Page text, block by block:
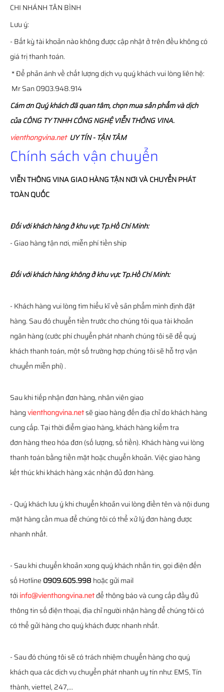
CHI NHÁNH TÂN BÌNH
Lưu ý:
- Bất kỳ tài khoản nào không được cập nhật ở trên đều không có
giá trị thanh toán.
* Để phản ánh về chất lượng dịch vụ quý khách vui lòng liên hệ:
Mr San 0903.948.914
Cám ơn Quý khách đã quan tâm, chọn mua sản phẩm và dịch
của CÔNG TY TNHH CÔNG NGHỆ VIỄN THÔNG VINA.
vienthongvina.netUY TÍN - TẬN TÂM
Chính sách vận chuyển
VIỄN THÔNGVINAGIAO HÀNG TẬN NƠI VÀ CHUYỂN PHÁT
TOÀN QUỐC
Đối với khách hàng ở khu vực Tp.Hồ Chí Minh:
- Giao hàng tận nơi, miễn phí tiền ship
Đối với khách hàng không ở khu vực Tp.Hồ Chí Minh:
- Khách hàng vui lòng tìm hiểu kĩ về sản phẩm mình định đặt
hàng. Sau đó chuyển tiền trước cho chúng tôi qua tài khoản
ngân hàng (cước phí chuyển phát nhanh chúng tôi sẽ để quý
khách thanh toán, một số trường hợp chúng tôi sẽ hỗ trợ vận
chuyển miễn phí) .
Sau khi tiếp nhận đơn hàng, nhân viên giao
hàngvienthongvina.netsẽ giao hàng đến địa chỉ do khách hàng
cung cấp. Tại thời điểm giao hàng, khách hàng kiểm tra
đơn hàng theo hóa đơn (số lượng, số tiền). Khách hàng vui lòng
thanh toán bằng tiền mặt hoặc chuyển khoản. Việc giao hàng
kết thúc khi khách hàng xác nhận đủ đơn hàng.
- Quý khách lưu ý khi chuyển khoản vui lòng điền tên và nội dung
mặt hàng cần mua để chúng tôi có thể xử lý đơn hàng được
nhanh nhất.
- Sau khi chuyển khoản xong quý khách nhắn tin, gọi điện đến
số Hotline 0909.605.998 hoặc gửi mail
tớiinfo@vienthongvina.netđể thông báo và cung cấp đầy đủ
thông tin số điện thoại, địa chỉ người nhận hàng để chúng tôi có
có thể gửi hàng cho quý khách được nhanh nhất.
- Sau đó chúng tôi sẽ có trách nhiệm chuyển hàng cho quý
khách qua các dịch vụ chuyển phát nhanh uy tín như: EMS, Tín
thành, viettel, 247,...